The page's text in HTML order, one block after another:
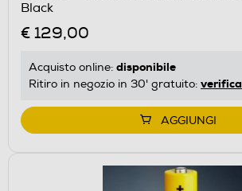
Black
€ 129,00
Acquisto online: disponibile
Ritiro in negozio in 30' gratuito: verifica
AGGIUNGI